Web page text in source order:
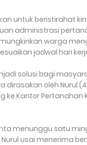
untuk beristirahat
administrasi
warga
jadwal hari
solusi bagi
dirasakan oleh Nurul
ke Kantor Pertanahan
menunggu satu
usai menerima